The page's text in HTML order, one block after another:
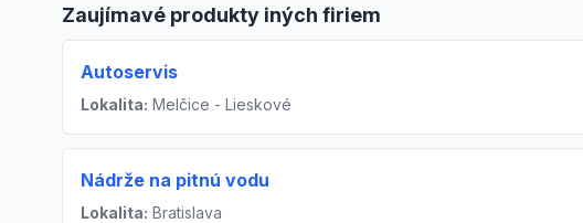
Zaujímavé produkty iných firiem
Autoservis
Lokalita: Melčice - Lieskové
Nádrže na pitnú vodu
Lokalita: Bratislava